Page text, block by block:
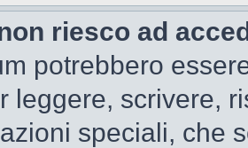
riesco ad
potrebbero
leggere, scrivere,
speciali, che